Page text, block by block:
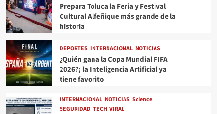
Prepara Toluca la Feria y Festival
Cultural Alfeñique más grande de la
historia
DEPORTES INTERNACIONAL NOTICIAS
¿Quién gana la Copa Mundial FIFA
2026?; la Inteligencia Artificial ya
tiene favorito
INTERNACIONAL NOTICIAS Science
SEGURIDAD TECH VIRAL